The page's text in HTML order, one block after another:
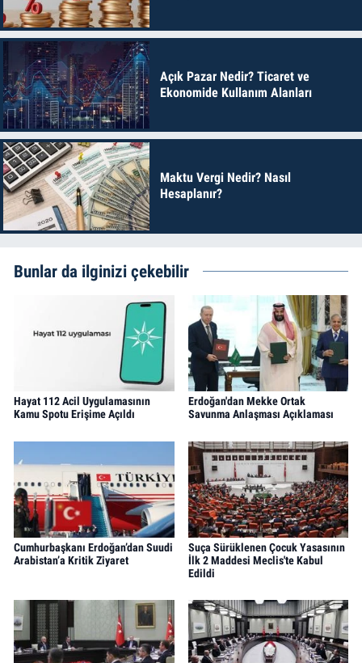
Açık Pazar Nedir? Ticaret ve
Ekonomide Kullanım Alanları
Maktu Vergi Nedir? Nasıl
Hesaplanır?
Bunlar da ilginizi çekebilir
Hayat 112 Acil Uygulamasının
Kamu Spotu Erişime Açıldı
Erdoğan'dan Mekke Ortak
Savunma Anlaşması Açıklaması
Cumhurbaşkanı Erdoğan’dan Suudi
Arabistan’a Kritik Ziyaret
Suça Sürüklenen Çocuk Yasasının
İlk 2 Maddesi Meclis'te Kabul
Edildi